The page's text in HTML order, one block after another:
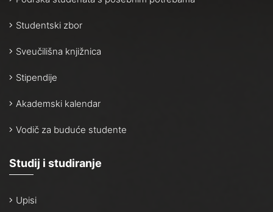
Studentski zbor
Sveučilišna knjižnica
Stipendije
Akademski kalendar
Vodič za buduće studente
Studij i studiranje
Upisi